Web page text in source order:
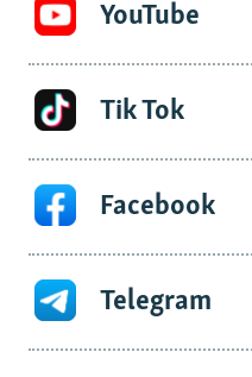
YouTube
Tik Tok
Facebook
Telegram